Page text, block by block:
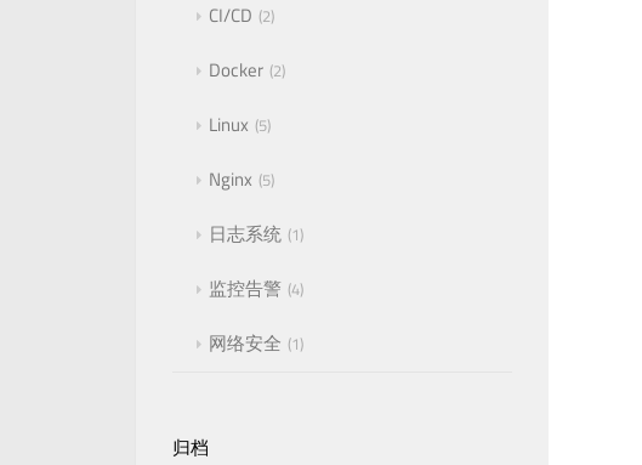
CI/CD 2
Docker 2
Linux 5
Nginx 5
日志系统 1
监控告警 4
网络安全 1
归档